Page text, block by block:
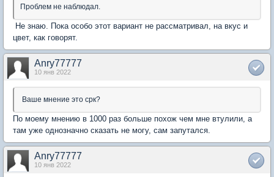
Проблем не наблюдал.
Не знаю. Пока особо этот вариант не рассматривал, на вкус и
цвет, как говорят.
Anry77777
10 янв 2022
Ваше мнение это срк?
По моему мнению в 1000 раз больше похож чем мне втулили, а
там уже однозначно сказать не могу, сам запутался.
Anry77777
10 янв 2022